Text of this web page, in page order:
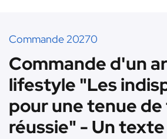
Commande 20270
Commande d'un
lifestyle "Les
pour une tenue
réussie" - Un texte